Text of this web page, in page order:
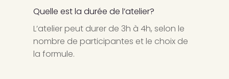
Quelle est la durée de l’atelier?
L’atelier peut durer de 3h à 4h, selon le
nombre de participantes et le choix de
la formule.